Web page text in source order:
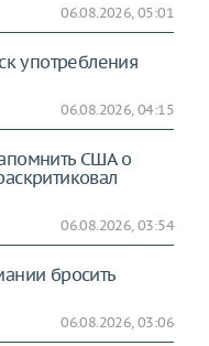
06.08.2026, 05:01
употребления
06.08.2026, 04:15
США о
06.08.2026, 03:54
бросить
06.08.2026, 03:06